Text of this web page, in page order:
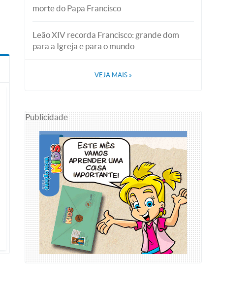
morte do Papa Francisco
Leão XIV recorda Francisco: grande dom
para a Igreja e para o mundo
VEJA MAIS »
Publicidade